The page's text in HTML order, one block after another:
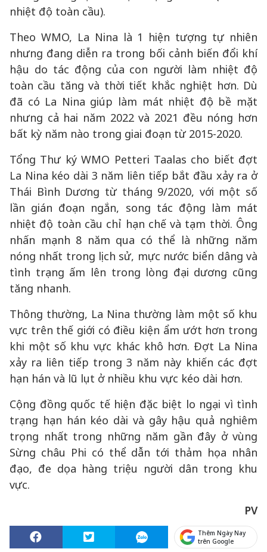
nhiệt độ toàn cầu).
Theo WMO, La Nina là 1 hiện tượng tự nhiên
nhưng đang diễn ra trong bối cảnh biến đổi khí
hậu do tác động của con người làm nhiệt độ
toàn cầu tăng và thời tiết khắc nghiệt hơn. Dù
đã có La Nina giúp làm mát nhiệt độ bề mặt
nhưng cả hai năm 2022 và 2021 đều nóng hơn
bất kỳ năm nào trong giai đoạn từ 2015-2020.
Tổng Thư ký WMO Petteri Taalas cho biết đợt
La Nina kéo dài 3 năm liên tiếp bắt đầu xảy ra ở
Thái Bình Dương từ tháng 9/2020, với một số
lần gián đoạn ngắn, song tác động làm mát
nhiệt độ toàn cầu chỉ hạn chế và tạm thời. Ông
nhấn mạnh 8 năm qua có thể là những năm
nóng nhất trong lịch sử, mực nước biển dâng và
tình trạng ấm lên trong lòng đại dương cũng
tăng nhanh.
Thông thường, La Nina thường làm một số khu
vực trên thế giới có điều kiện ẩm ướt hơn trong
khi một số khu vực khác khô hơn. Đợt La Nina
xảy ra liên tiếp trong 3 năm này khiến các đợt
hạn hán và lũ lụt ở nhiều khu vực kéo dài hơn.
Cộng đồng quốc tế hiện đặc biệt lo ngại vì tình
trạng hạn hán kéo dài và gây hậu quả nghiêm
trọng nhất trong những năm gần đây ở vùng
Sừng châu Phi có thể dẫn tới thảm họa nhân
đạo, đe dọa hàng triệu người dân trong khu
vực.
PV
Thêm Ngày Nay
trên Google